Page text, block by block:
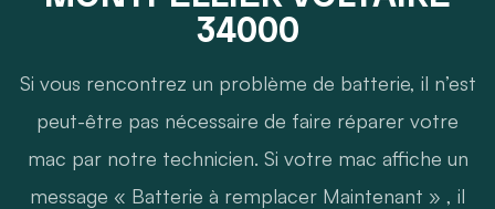
34000
Si vous rencontrez un problème de batterie, il n’est
peut-être pas nécessaire de faire réparer votre
mac par notre technicien. Si votre mac affiche un
message « Batterie à remplacer Maintenant » , il